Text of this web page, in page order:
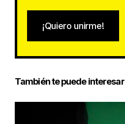
¡Quiero unirme!
También te puede interesar